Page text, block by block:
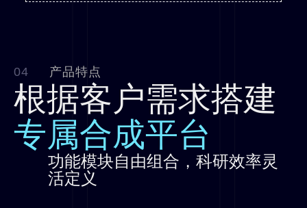
04 产品特点
根据客户需求搭建
专属合成平台
功能模块自由组合，科研效率灵
活定义